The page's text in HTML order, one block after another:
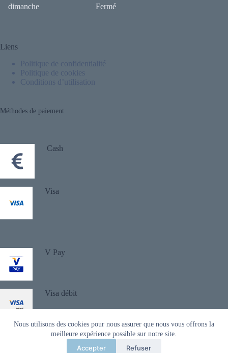
Nous utilisons des cookies pour nous assurer que nous vous offrons la
meilleure expérience possible sur notre site.
Accepter Refuser
dimanche Fermé
Liens
Politique de confidentialité
Politique de cookies
Conditions d’utilisation
Méthodes de paiement
Cash
Visa
V Pay
Visa débit
Copyright © 2026 - Design bybuzzify